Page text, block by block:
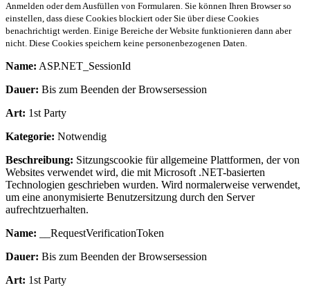
Anmelden oder dem Ausfüllen von Formularen. Sie können Ihren Browser so
einstellen, dass diese Cookies blockiert oder Sie über diese Cookies
benachrichtigt werden. Einige Bereiche der Website funktionieren dann aber
nicht. Diese Cookies speichern keine personenbezogenen Daten.
Name: ASP.NET_SessionId
Dauer: Bis zum Beenden der Browsersession
Art: 1st Party
Kategorie: Notwendig
Beschreibung: Sitzungscookie für allgemeine Plattformen, der von
Websites verwendet wird, die mit Microsoft .NET-basierten
Technologien geschrieben wurden. Wird normalerweise verwendet,
um eine anonymisierte Benutzersitzung durch den Server
aufrechtzuerhalten.
Name: __RequestVerificationToken
Dauer: Bis zum Beenden der Browsersession
Art: 1st Party